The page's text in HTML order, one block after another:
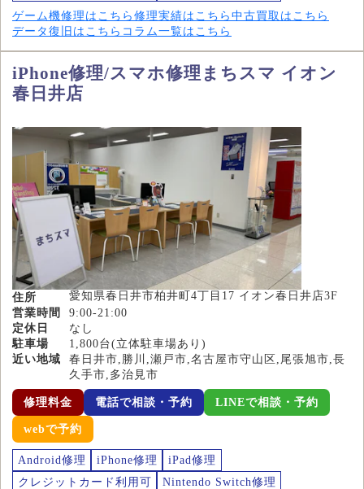
ゲーム機修理はこちら 修理実績はこちら 中古買取はこちら
データ復旧はこちら コラム一覧はこちら
iPhone修理/スマホ修理まちスマ イオン
春日井店
住所
愛知県春日井市柏井町4丁目17 イオン春日井店3F
営業時間
9:00-21:00
定休日
なし
駐車場
1,800台(立体駐車場あり)
近い地域
春日井市,勝川,瀬戸市,名古屋市守山区,尾張旭市,長
久手市,多治見市
修理料金 電話で相談・予約 LINEで相談・予約
webで予約
Android修理 iPhone修理
iPad修理
クレジットカード利用可
Nintendo Switch修理